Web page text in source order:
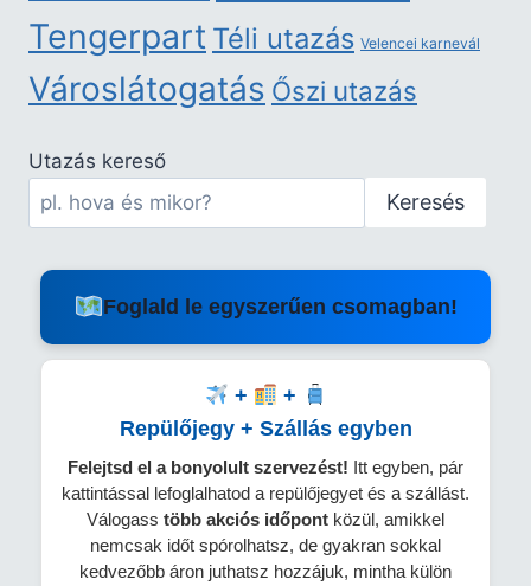
Tengerpart Téli utazás Velencei karnevál
Városlátogatás Őszi utazás
Utazás kereső
Keresés
Foglald le egyszerűen csomagban!
+
+
Repülőjegy + Szállás egyben
Felejtsd el a bonyolult szervezést! Itt egyben, pár
kattintással lefoglalhatod a repülőjegyet és a szállást.
Válogass több akciós időpont közül, amikkel
nemcsak időt spórolhatsz, de gyakran sokkal
kedvezőbb áron juthatsz hozzájuk, mintha külön